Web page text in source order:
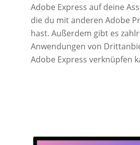
Adobe Express auf deine
die du mit anderen Adobe
hast. Außerdem gibt es
Anwendungen von
Adobe Express verknüpfen